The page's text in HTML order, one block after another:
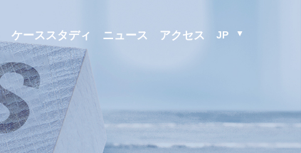
ケーススタディ ニュース アクセス JP ▲